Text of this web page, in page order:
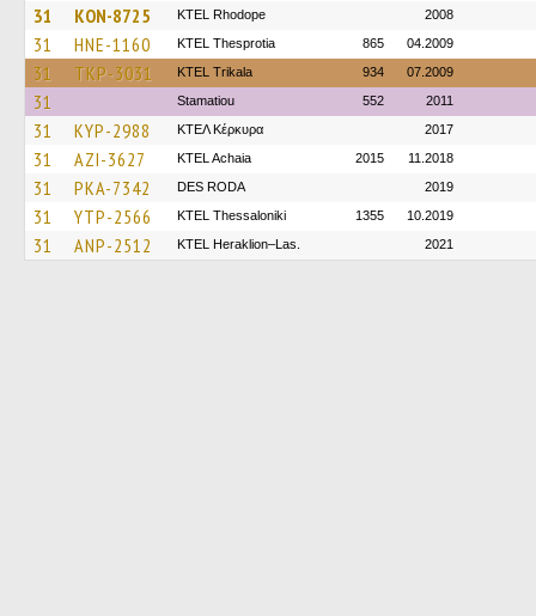
31 KON-8725 KTEL Rhodope 2008
31 HNE-1160 KTEL Thesprotia 865 04.2009
31 TKP-3031 ΚΤΕL Τrikala 934 07.2009
31 Stamatiou 552 2011
31 KYP-2988 ΚΤΕΛ Κέρκυρα 2017
31 AZI-3627 KTEL Achaia 2015 11.2018
31 PKA-7342 DES RODA 2019
31 YTP-2566 KTEL Thessaloniki 1355 10.2019
31 ANP-2512 KTEL Heraklion–Las. 2021